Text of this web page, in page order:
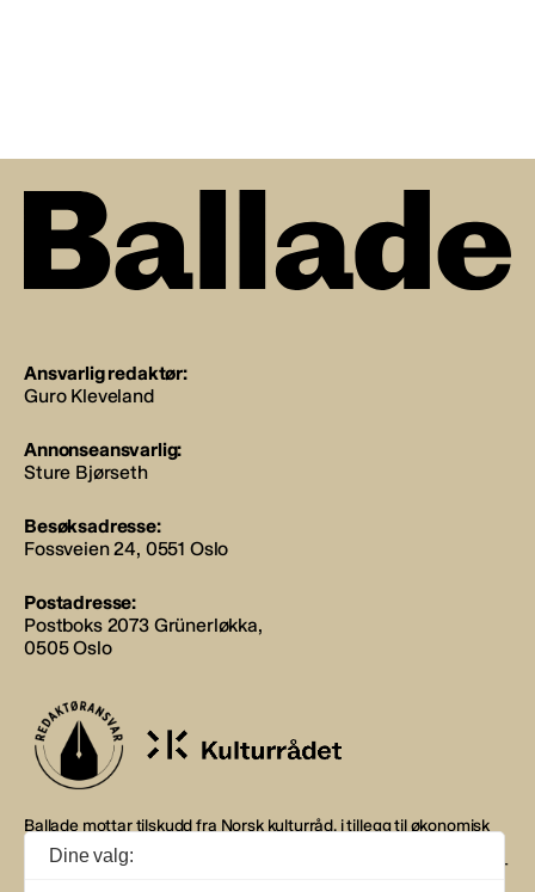
Ansvarlig redaktør:
Guro Kleveland
Annonseansvarlig:
Sture Bjørseth
Besøksadresse:
Fossveien 24, 0551 Oslo
Postadresse:
Postboks 2073 Grünerløkka,
0505 Oslo
Ballade mottar tilskudd fra Norsk kulturråd, i tillegg til økonomisk
støtte fra eierne NOPA, Norsk komponistforening og
Musikkforleggerne. Ballade drives etter Redaktør- og Vær Varsom-
Dine valg: